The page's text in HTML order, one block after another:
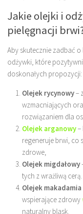
Jakie olejki i
pielęgnacji
Aby skutecznie zadbać
odżywki, które
doskonałych propozycji:
Olejek rycynowy–
wzmacniających
rozwiązaniem dla
Olejek arganowy–
regeneruje brwi, co
zdrowe,
Olejek migdałowy
tych z wrażliwą
Olejek makadamia
wspierające zdrowy
naturalny blask.